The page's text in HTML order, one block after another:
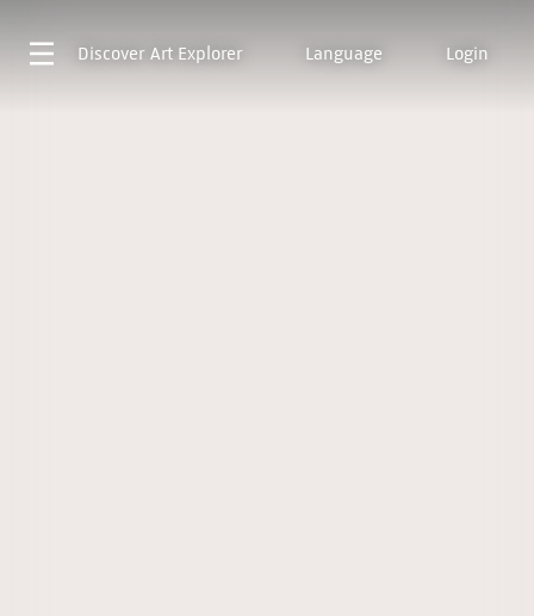
Discover Art Explorer Language Login